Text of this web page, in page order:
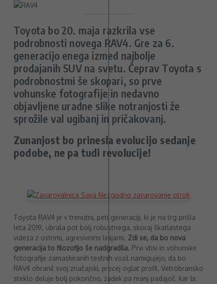
Toyota bo 20. maja razkrila vse
podrobnosti novega RAV4. Gre za 6.
generacijo enega izmed najbolje
prodajanih SUV na svetu. Čeprav Toyota s
podrobnostmi še skopari, so prve
vohunske fotografije in nedavno
objavljene uradne slike notranjosti že
sprožile val ugibanj in pričakovanj.
Zunanjost bo prinesla evolucijo sedanje
podobe, ne pa tudi revolucije!
Toyota RAV4 je v trenutni, peti generaciji, ki je na trg prišla
leta 2019, ubrala pot bolj robustnega, skoraj škatlastega
videza z ostrimi, agresivnimi linijami. Zdi se, da bo nova
generacija to filozofijo še nadgradila. Prvi vtisi in vohunske
fotografije zamaskiranih testnih vozil namigujejo, da bo
RAV4 ohranil svoj značajski, precej oglat profil. Vetrobransko
steklo deluje bolj pokončno, zadek pa manj padajoč, kar bi